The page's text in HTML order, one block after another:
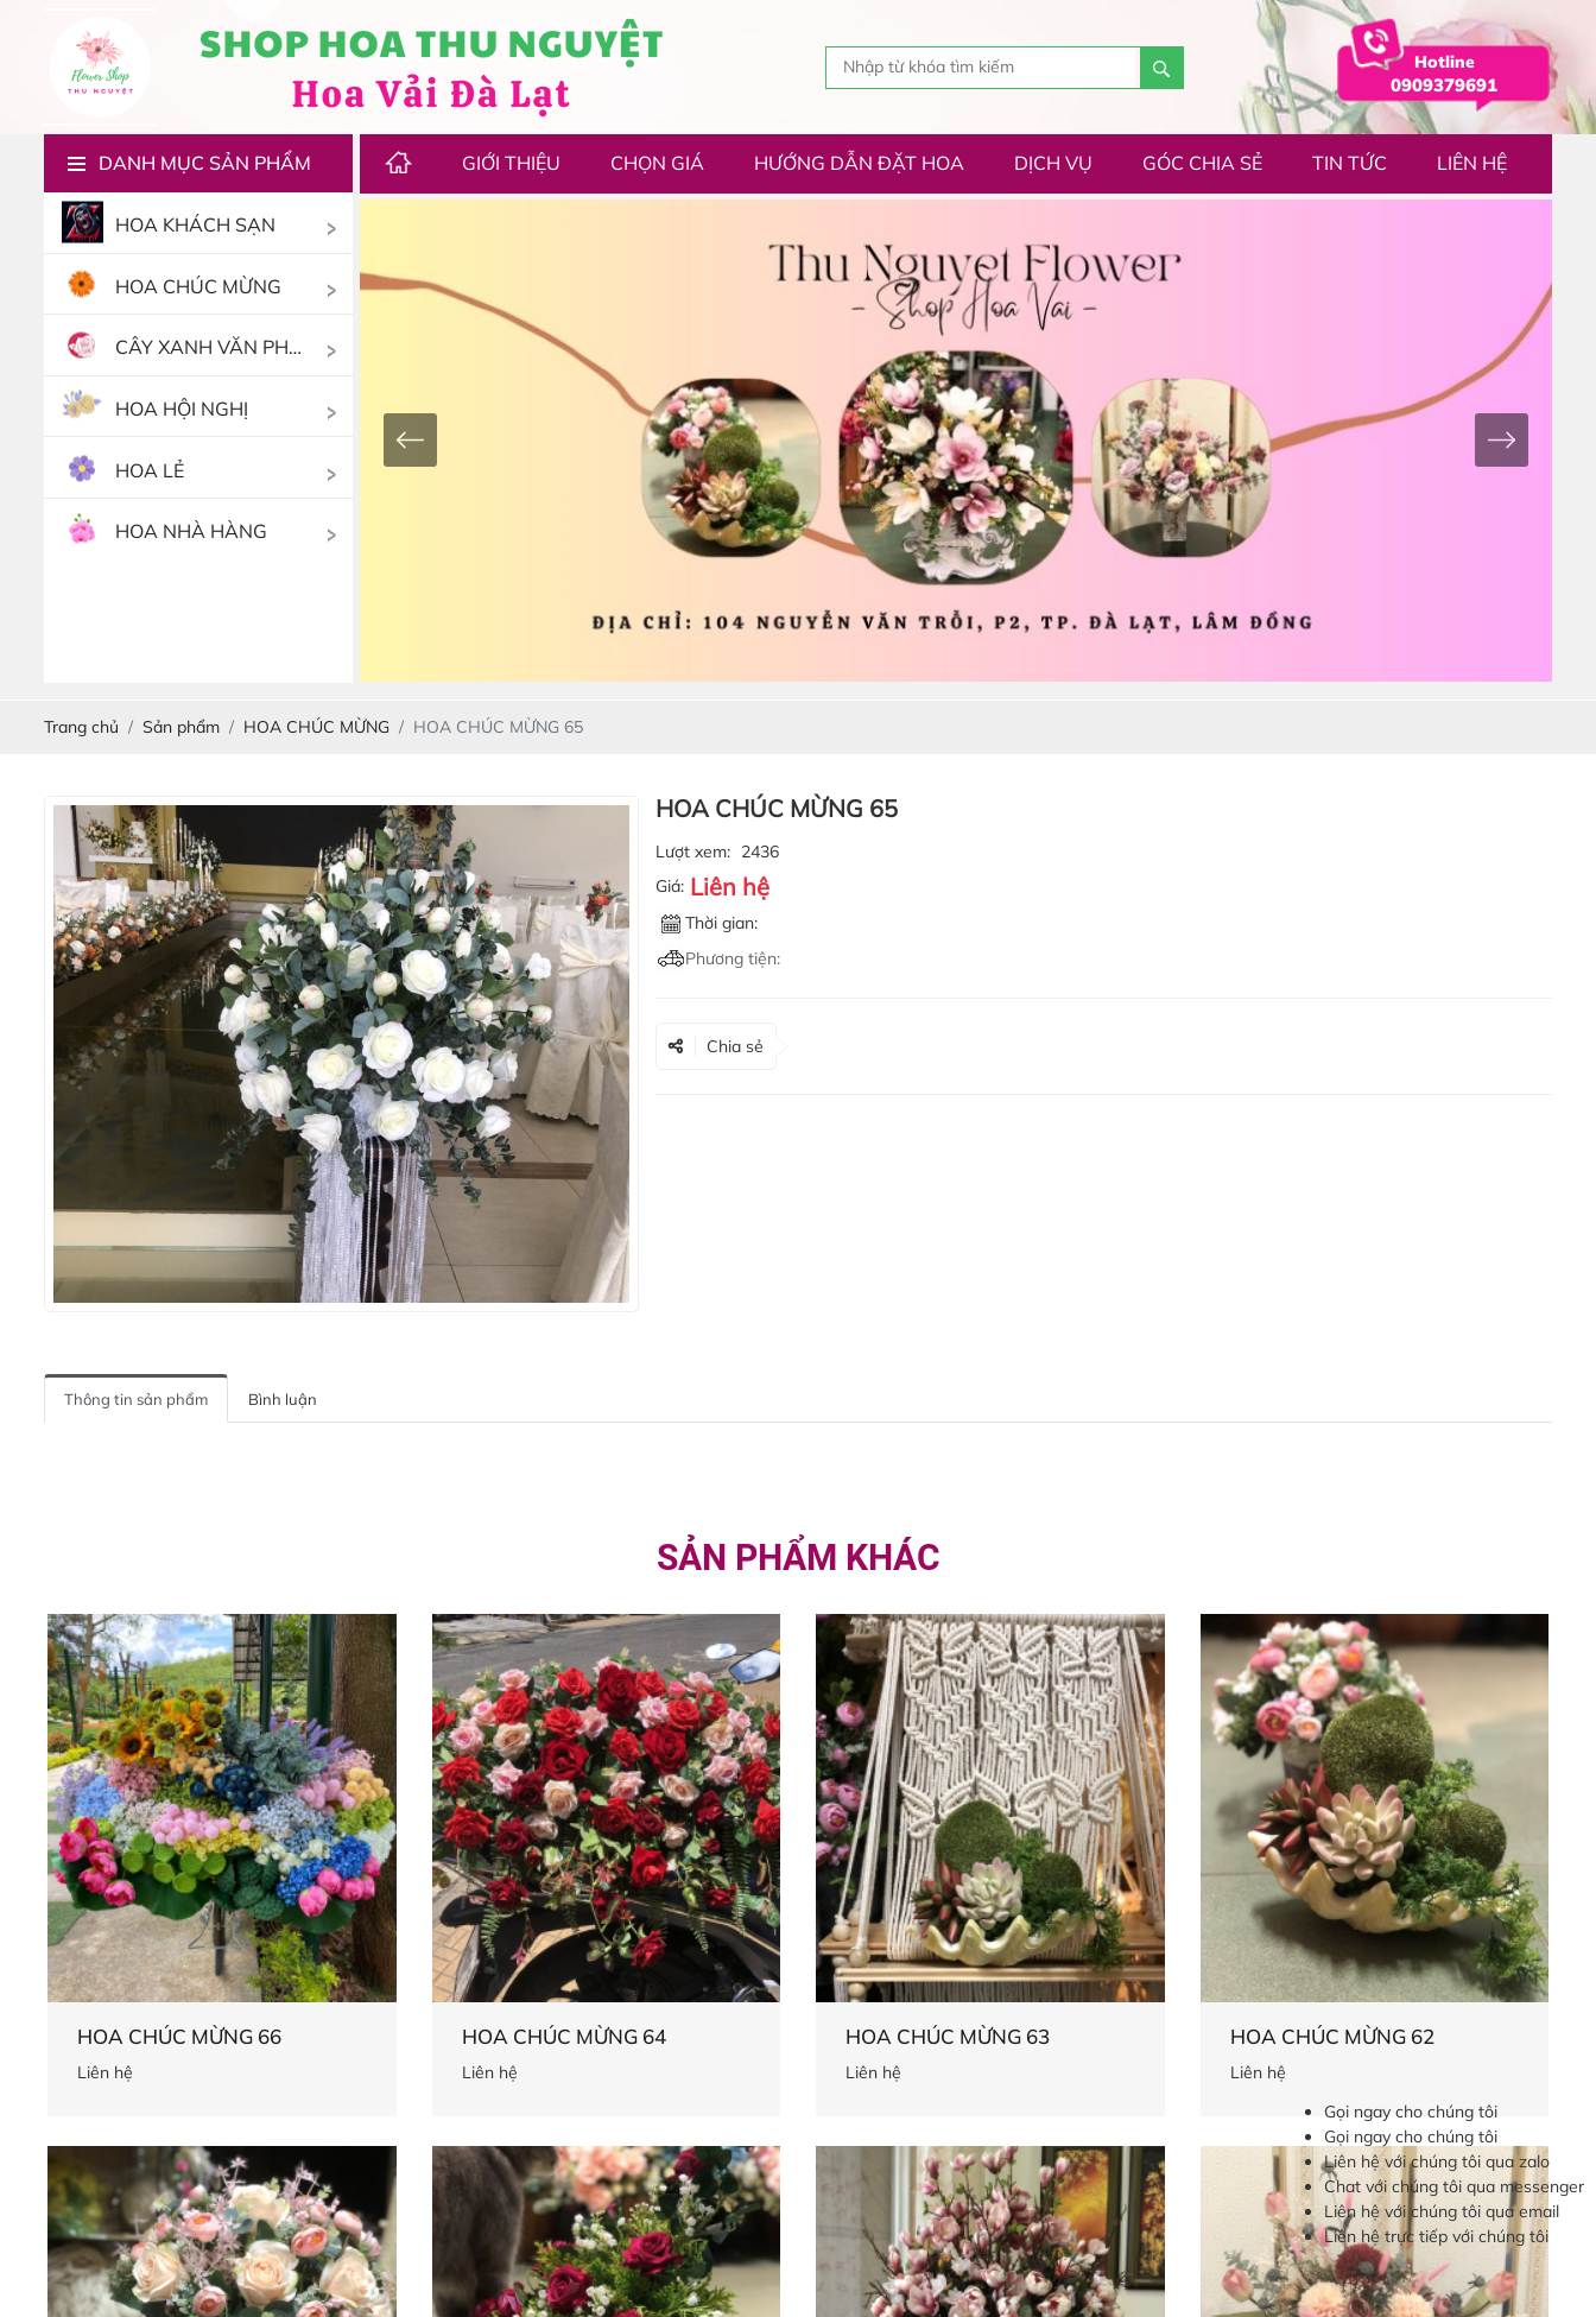
Hotline
0909379691
DANH MỤC SẢN PHẨM
HOA KHÁCH SẠN
HOA CHÚC MỪNG
CÂY XANH VĂN PHÒNG
HOA HỘI NGHỊ
HOA LẺ
HOA NHÀ HÀNG
GIỚI THIỆU CHỌN GIÁ HƯỚNG DẪN ĐẶT HOA DỊCH VỤ GÓC CHIA SẺ TIN TỨC LIÊN HỆ
Trang chủ Sản phẩm HOA CHÚC MỪNG HOA CHÚC MỪNG 65
HOA CHÚC MỪNG 65
Lượt xem: 2436
Giá: Liên hệ
Thời gian:
Phương tiện:
Chia sẻ
Thông tin sản phẩm Bình luận
SẢN PHẨM KHÁC
HOA CHÚC MỪNG 66
Liên hệ
HOA CHÚC MỪNG 64
Liên hệ
HOA CHÚC MỪNG 63
Liên hệ
HOA CHÚC MỪNG 62
Liên hệ
Gọi ngay cho chúng tôi
Gọi ngay cho chúng tôi
Liên hệ với chúng tôi qua zalo
Chat với chúng tôi qua messenger
Liên hệ với chúng tôi qua email
Liên hệ trực tiếp với chúng tôi